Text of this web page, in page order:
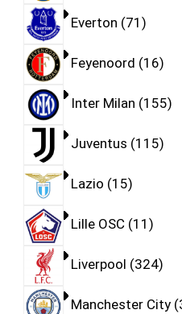
Everton 71
Feyenoord 16
Inter Milan 155
Juventus 115
Lazio 15
Lille OSC 11
Liverpool 324
Manchester City